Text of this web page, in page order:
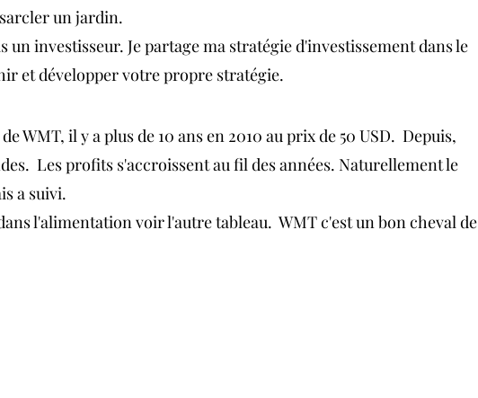
un jardin.
un investisseur. Je partage ma stratégie d'investissement dans le
et développer votre propre stratégie.
WMT, il y a plus de 10 ans en 2010 au prix de 50 USD.  Depuis,
Les profits s'accroissent au fil des années. Naturellement le
a suivi.
l'alimentation voir l'autre tableau.  WMT c'est un bon cheval de